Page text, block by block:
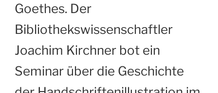
Goethes. Der
Bibliothekswissenschaftler
Joachim Kirchner bot ein
Seminar über die Geschichte